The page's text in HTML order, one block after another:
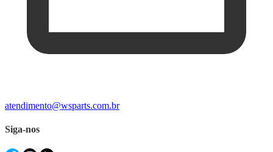
atendimento@wsparts.com.br
Siga-nos